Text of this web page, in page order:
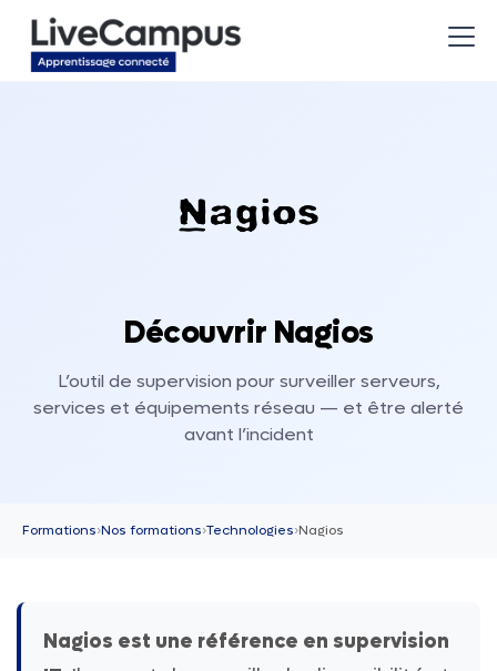
Découvrir Nagios
L’outil de supervision pour surveiller serveurs,
services et équipements réseau — et être alerté
avant l’incident
Formations›Nos formations›Technologies›Nagios
Nagios est une référence en supervision